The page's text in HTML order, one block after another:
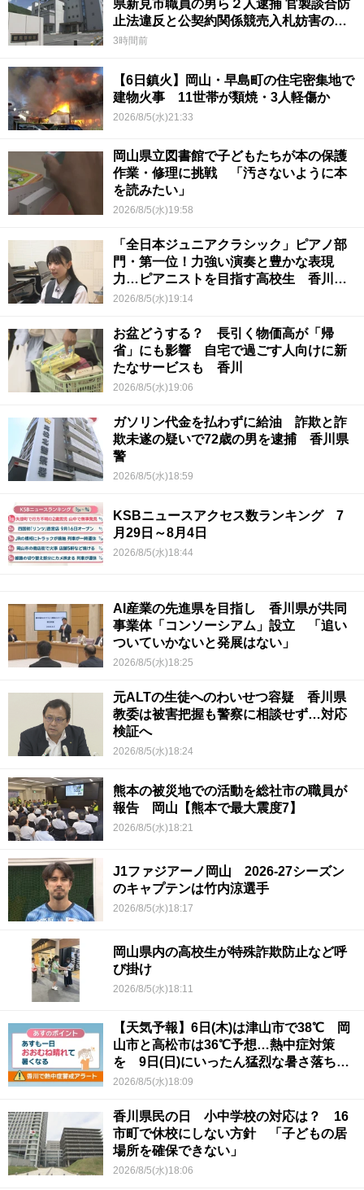
県新見市職員の男ら２人逮捕 官製談合防
止法違反と公契約関係競売入札妨害の疑
い
3時間前
【6日鎮火】岡山・早島町の住宅密集地で
建物火事 11世帯が類焼・3人軽傷か
2026/8/5(水)21:33
岡山県立図書館で子どもたちが本の保護
作業・修理に挑戦 「汚さないように本
を読みたい」
2026/8/5(水)19:58
「全日本ジュニアクラシック」ピアノ部
門・第一位！力強い演奏と豊かな表現
力…ピアニストを目指す高校生 香川
【青春のキセキ】
2026/8/5(水)19:14
お盆どうする？ 長引く物価高が「帰
省」にも影響 自宅で過ごす人向けに新
たなサービスも 香川
2026/8/5(水)19:06
ガソリン代金を払わずに給油 詐欺と詐
欺未遂の疑いで72歳の男を逮捕 香川県
警
2026/8/5(水)18:59
KSBニュースアクセス数ランキング 7
月29日～8月4日
2026/8/5(水)18:44
AI産業の先進県を目指し 香川県が共同
事業体「コンソーシアム」設立 「追い
ついていかないと発展はない」
2026/8/5(水)18:25
元ALTの生徒へのわいせつ容疑 香川県
教委は被害把握も警察に相談せず…対応
検証へ
2026/8/5(水)18:24
熊本の被災地での活動を総社市の職員が
報告 岡山【熊本で最大震度7】
2026/8/5(水)18:21
J1ファジアーノ岡山 2026-27シーズン
のキャプテンは竹内涼選手
2026/8/5(水)18:17
岡山県内の高校生が特殊詐欺防止など呼
び掛け
2026/8/5(水)18:11
【天気予報】6日(木)は津山市で38℃ 岡
山市と高松市は36℃予想…熱中症対策
を 9日(日)にいったん猛烈な暑さ落ち着
くか
2026/8/5(水)18:09
香川県民の日 小中学校の対応は？ 16
市町で休校にしない方針 「子どもの居
場所を確保できない」
2026/8/5(水)18:06